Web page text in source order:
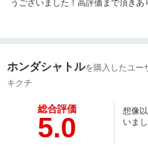
うございました！高評価まで頂き
いませ！
ホンダシャトルを購入したユー
キクチ
総合評価
5.0
想像
いま